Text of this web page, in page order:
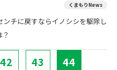
くまもりNews
チに戻すならイノシシを駆除し
42 43 44